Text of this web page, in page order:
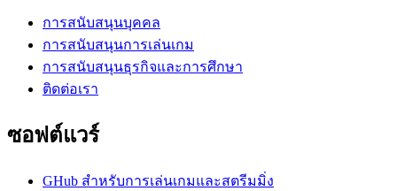
การสนับสนุนบุคคล
การสนับสนุนการเล่นเกม
การสนับสนุนธุรกิจและการศึกษา
ติดต่อเรา
ซอฟต์แวร์
GHub สำหรับการเล่นเกมและสตรีมมิ่ง